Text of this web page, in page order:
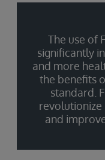
The use of
significantly
and more
the benefits
standard.
revolutionize
and